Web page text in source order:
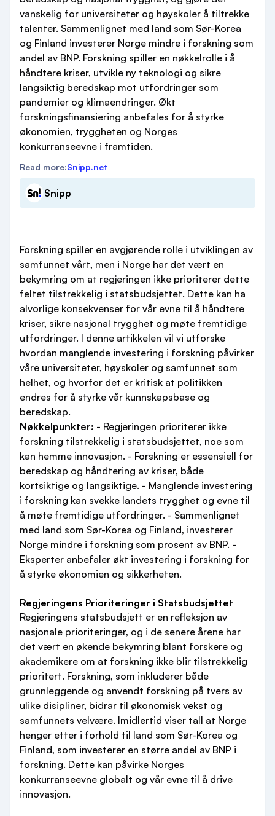
vanskelig for universiteter og høyskoler å tiltrekke
talenter. Sammenlignet med land som Sør-Korea
og Finland investerer Norge mindre i forskning som
andel av BNP. Forskning spiller en nøkkelrolle i å
håndtere kriser, utvikle ny teknologi og sikre
langsiktig beredskap mot utfordringer som
pandemier og klimaendringer. Økt
forskningsfinansiering anbefales for å styrke
økonomien, tryggheten og Norges
konkurranseevne i framtiden.
Read more:Snipp.net
Snipp
Forskning spiller en avgjørende rolle i utviklingen av
samfunnet vårt, men i Norge har det vært en
bekymring om at regjeringen ikke prioriterer dette
feltet tilstrekkelig i statsbudsjettet. Dette kan ha
alvorlige konsekvenser for vår evne til å håndtere
kriser, sikre nasjonal trygghet og møte fremtidige
utfordringer. I denne artikkelen vil vi utforske
hvordan manglende investering i forskning påvirker
våre universiteter, høyskoler og samfunnet som
helhet, og hvorfor det er kritisk at politikken
endres for å styrke vår kunnskapsbase og
beredskap.
Nøkkelpunkter: - Regjeringen prioriterer ikke
forskning tilstrekkelig i statsbudsjettet, noe som
kan hemme innovasjon. - Forskning er essensiell for
beredskap og håndtering av kriser, både
kortsiktige og langsiktige. - Manglende investering
i forskning kan svekke landets trygghet og evne til
å møte fremtidige utfordringer. - Sammenlignet
med land som Sør-Korea og Finland, investerer
Norge mindre i forskning som prosent av BNP. -
Eksperter anbefaler økt investering i forskning for
å styrke økonomien og sikkerheten.
Regjeringens Prioriteringer i Statsbudsjettet
Regjeringens statsbudsjett er en refleksjon av
nasjonale prioriteringer, og i de senere årene har
det vært en økende bekymring blant forskere og
akademikere om at forskning ikke blir tilstrekkelig
prioritert. Forskning, som inkluderer både
grunnleggende og anvendt forskning på tvers av
ulike disipliner, bidrar til økonomisk vekst og
samfunnets velvære. Imidlertid viser tall at Norge
henger etter i forhold til land som Sør-Korea og
Finland, som investerer en større andel av BNP i
forskning. Dette kan påvirke Norges
konkurranseevne globalt og vår evne til å drive
innovasjon.